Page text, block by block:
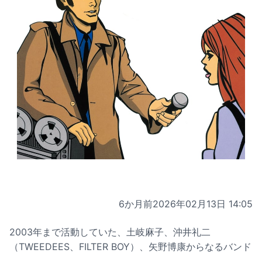
6か月前2026年02月13日 14:05
2003年まで活動していた、土岐麻子、沖井礼二
（TWEEDEES、FILTER BOY）、矢野博康からなるバンド